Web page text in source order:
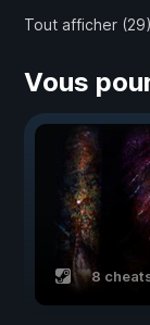
Tout afficher (29)
Vous
8